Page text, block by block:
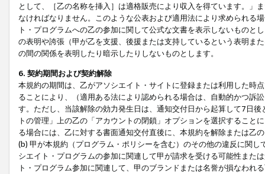
として、［乙の名称を挿入］は適格販売により収入を得ています。」
なければなりません。このような公表および適用法により求められる
ト・プログラムへの乙の参加に関して公式な文書を表示しないもの
の表明や誇張（甲が乙を支援、後援または支持しているという表明ま
の間の関係を表明したり暗示したりしないものとします。
6. 契約期間および契約解除
本規約の期間は、乙がアソシエイト・サイトに登録または利用した時
ることにより、（適用ある法により認められる場合は、自動的かつ訴
す。ただし、当該解除の効力発生日は、通知交付日から起算して7日
トの管理」上の乙の「アカウントの閉鎖」オプションを選択するこ
る場合には、乙に対する書面通知交付直後に、本規約を解除または乙
(b) 甲が本規約（プログラム・ポリシーを含む）のその他の違反に関
シエイト・プログラムの参加に関連して甲が請求を受ける可能性また
ト・プログラム参加に関連して、甲のブランドまたは名誉が損なわれ